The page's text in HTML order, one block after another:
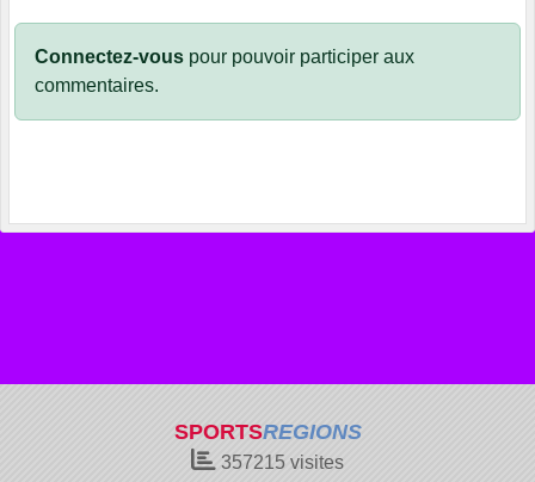
Connectez-vous pour pouvoir participer aux
commentaires.
SPORTSREGIONS
357215 visites